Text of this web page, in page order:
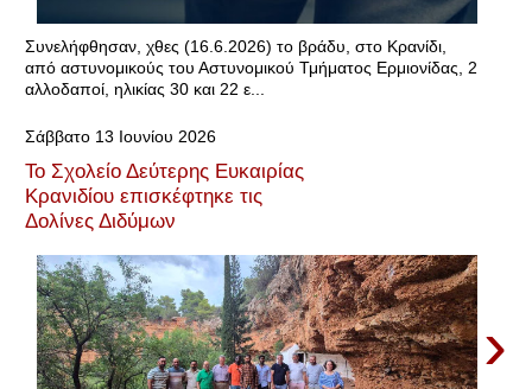
Συνελήφθησαν, χθες (16.6.2026) το βράδυ, στο Κρανίδι,
από αστυνομικούς του Αστυνομικού Τμήματος Ερμιονίδας, 2
αλλοδαποί, ηλικίας 30 και 22 ε...
Σάββατο 13 Ιουνίου 2026
Το Σχολείο Δεύτερης Ευκαιρίας
Κρανιδίου επισκέφτηκε τις
Δολίνες Διδύμων
›